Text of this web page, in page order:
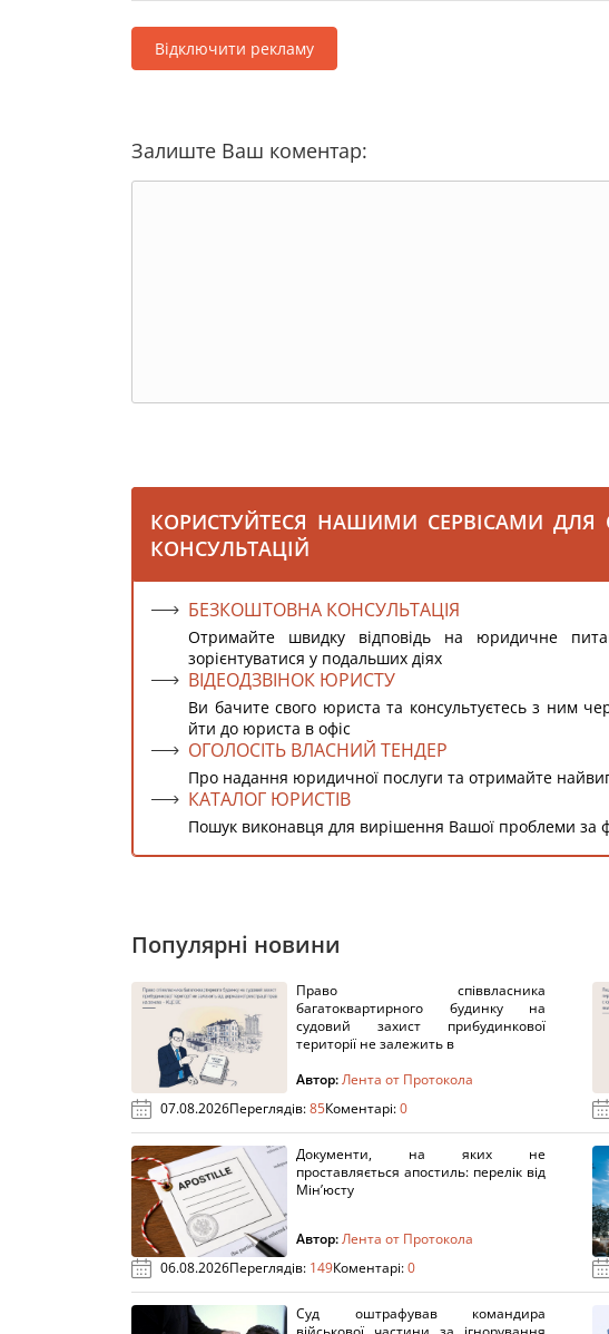
Відключити рекламу
Залиште Ваш коментар:
КОРИСТУЙТЕСЯ НАШИМИ СЕРВІСАМИ
КОНСУЛЬТАЦІЙ
БЕЗКОШТОВНА КОНСУЛЬТАЦІЯ
Отримайте швидку відповідь на юридичне
зорієнтуватися у подальших діях
ВІДЕОДЗВІНОК ЮРИСТУ
Ви бачите свого юриста та консультуєтесь з ним
йти до юриста в офіс
ОГОЛОСІТЬ ВЛАСНИЙ ТЕНДЕР
Про надання юридичної послуги та отримайте
КАТАЛОГ ЮРИСТІВ
Пошук виконавця для вирішення Вашої проблеми за
Популярні новини
Право співвласника
багатоквартирного будинку на
судовий захист прибудинкової
території не залежить в
Автор:Лента от Протокола
07.08.2026Переглядів:85Коментарі:0
Документи, на яких не
проставляється апостиль: перелік від
Мін’юсту
Автор:Лента от Протокола
06.08.2026Переглядів: 149Коментарі:0
Суд оштрафував командира